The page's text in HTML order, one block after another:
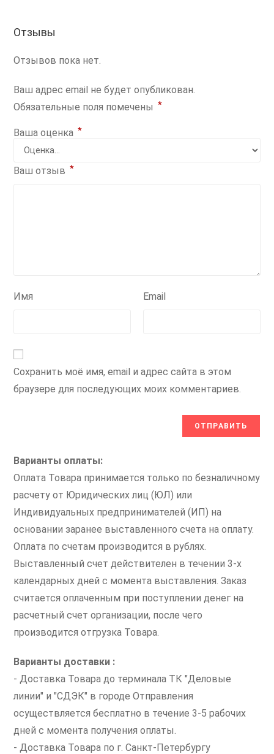
Отзывы
Отзывов пока нет.
Ваш адрес email не будет опубликован.
Обязательные поля помечены *
Ваша оценка *
Ваш отзыв *
Имя Email
Сохранить моё имя, email и адрес сайта в этом
браузере для последующих моих комментариев.
Варианты оплаты:
Оплата Товара принимается только по безналичному
расчету от Юридических лиц (ЮЛ) или
Индивидуальных предпринимателей (ИП) на
основании заранее выставленного счета на оплату.
Оплата по счетам производится в рублях.
Выставленный счет действителен в течении 3-х
календарных дней с момента выставления. Заказ
считается оплаченным при поступлении денег на
расчетный счет организации, после чего
производится отгрузка Товара.
Варианты доставки :
- Доставка Товара до терминала ТК "Деловые
линии" и "СДЭК" в городе Отправления
осуществляется бесплатно в течение 3-5 рабочих
дней с момента получения оплаты.
- Доставка Товара по г. Санкт-Петербургу